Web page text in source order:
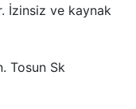
İzinsiz ve kaynak
Tosun Sk